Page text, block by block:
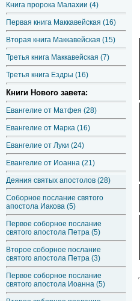
Книга пророка Малахии (4)
Первая книга Маккавейская (16)
Вторая книга Маккавейская (15)
Третья книга Маккавейская (7)
Третья книга Ездры (16)
Книги Нового завета:
Евангелие от Матфея (28)
Евангелие от Марка (16)
Евангелие от Луки (24)
Евангелие от Иоанна (21)
Деяния святых апостолов (28)
Соборное послание святого
апостола Иакова (5)
Первое соборное послание
святого апостола Петра (5)
Второе соборное послание
святого апостола Петра (3)
Первое соборное послание
святого апостола Иоанна (5)